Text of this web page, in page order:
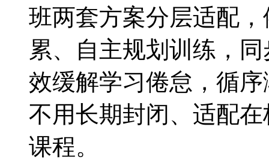
班两套方案分层适配
累、自主规划训练，
效缓解学习倦怠，循
不用长期封闭、适配
课程。